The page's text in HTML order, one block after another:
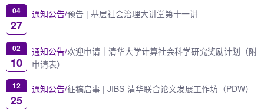
04
27
通知公告/预告 | 基层社会治理大讲堂第十一讲
02
10
通知公告/欢迎申请｜清华大学计算社会科学研究奖励计划（附
申请表）
12
25
通知公告/征稿启事 | JIBS-清华联合论文发展工作坊（PDW）